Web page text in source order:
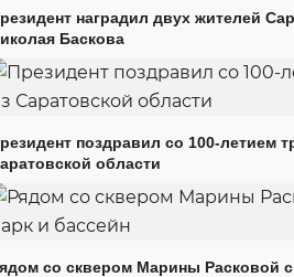
наградил двух жителей
Баскова
поздравил со 100-летием
области
со сквером Марины Расковой